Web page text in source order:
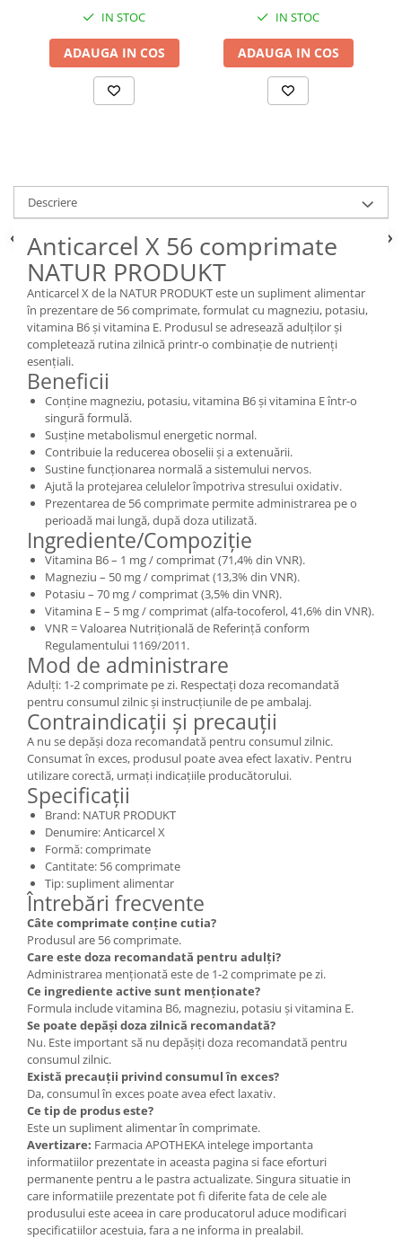
IN STOC
ADAUGA IN COS
IN STOC
ADAUGA IN COS
Descriere
Anticarcel X 56 comprimate
NATUR PRODUKT
Anticarcel X de la NATUR PRODUKT este un supliment alimentar
în prezentare de 56 comprimate, formulat cu magneziu, potasiu,
vitamina B6 și vitamina E. Produsul se adresează adulților și
completează rutina zilnică printr-o combinație de nutrienți
esențiali.
Beneficii
Conține magneziu, potasiu, vitamina B6 și vitamina E într-o
singură formulă.
Susține metabolismul energetic normal.
Contribuie la reducerea oboselii și a extenuării.
Sustine funcționarea normală a sistemului nervos.
Ajută la protejarea celulelor împotriva stresului oxidativ.
Prezentarea de 56 comprimate permite administrarea pe o
perioadă mai lungă, după doza utilizată.
Ingrediente/Compoziție
Vitamina B6 – 1 mg / comprimat (71,4% din VNR).
Magneziu – 50 mg / comprimat (13,3% din VNR).
Potasiu – 70 mg / comprimat (3,5% din VNR).
Vitamina E – 5 mg / comprimat (alfa-tocoferol, 41,6% din VNR).
VNR = Valoarea Nutrițională de Referință conform
Regulamentului 1169/2011.
Mod de administrare
Adulți: 1-2 comprimate pe zi. Respectați doza recomandată
pentru consumul zilnic și instrucțiunile de pe ambalaj.
Contraindicații și precauții
A nu se depăși doza recomandată pentru consumul zilnic.
Consumat în exces, produsul poate avea efect laxativ. Pentru
utilizare corectă, urmați indicațiile producătorului.
Specificații
Brand: NATUR PRODUKT
Denumire: Anticarcel X
Formă: comprimate
Cantitate: 56 comprimate
Tip: supliment alimentar
Întrebări frecvente
Câte comprimate conține cutia?
Produsul are 56 comprimate.
Care este doza recomandată pentru adulți?
Administrarea menționată este de 1-2 comprimate pe zi.
Ce ingrediente active sunt menționate?
Formula include vitamina B6, magneziu, potasiu și vitamina E.
Se poate depăși doza zilnică recomandată?
Nu. Este important să nu depășiți doza recomandată pentru
consumul zilnic.
Există precauții privind consumul în exces?
Da, consumul în exces poate avea efect laxativ.
Ce tip de produs este?
Este un supliment alimentar în comprimate.
Avertizare: Farmacia APOTHEKA intelege importanta
informatiilor prezentate in aceasta pagina si face eforturi
permanente pentru a le pastra actualizate. Singura situatie in
care informatiile prezentate pot fi diferite fata de cele ale
produsului este aceea in care producatorul aduce modificari
specificatiilor acestuia, fara a ne informa in prealabil.